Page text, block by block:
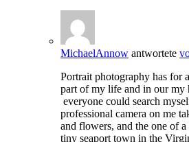
MichaelAnnow antwortete
Portrait photography has for
part of my life and in our
everyone could search
professional camera on me
and flowers, and the one of
tiny seaport town in the